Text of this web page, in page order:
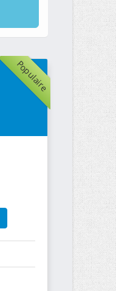
Populaire